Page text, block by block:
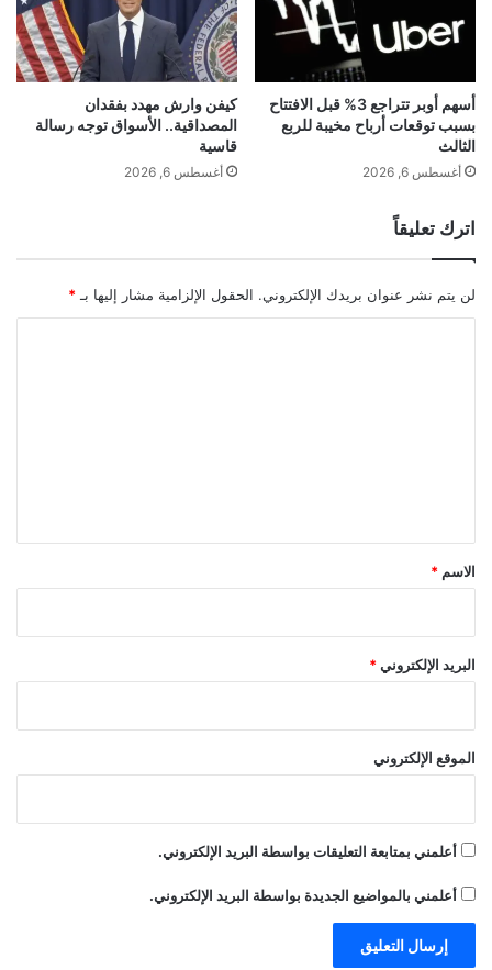
م
ل
ا
د
و
ل
ا
"
t
c
h
o
z
s
h
o
أسهم أوبر تتراجع 3% قبل الافتتاح
بسبب توقعات أرباح مخيبة للربع
الثالث
أغسطس 6, 2026
كيفن وارش مهدد بفقدان
المصداقية.. الأسواق توجه رسالة
قاسية
أغسطس 6, 2026
اترك تعليقاً
لن يتم نشر عنوان بريدك الإلكتروني. الحقول الإلزامية مشار إليها بـ *
*
الاسم *
البريد الإلكتروني*
الموقع الإلكتروني
أعلمني بمتابعة التعليقات بواسطة البريد الإلكتروني.
أعلمني بالمواضيع الجديدة بواسطة البريد الإلكتروني.